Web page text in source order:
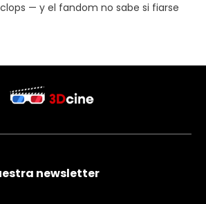
— y el fandom no sabe si fiarse
newsletter